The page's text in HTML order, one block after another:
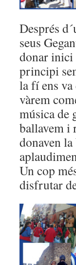
Després
seus
donar inici
principi
la fí ens
vàrem
música de
ballavem i
donaven
Un cop
disfrutar